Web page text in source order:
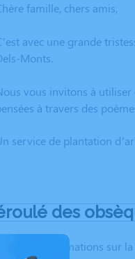
famille, chers amis,
avec une grande
Monts.
vous invitons à utiliser
à travers des
service de plantation
des
Les informations sur